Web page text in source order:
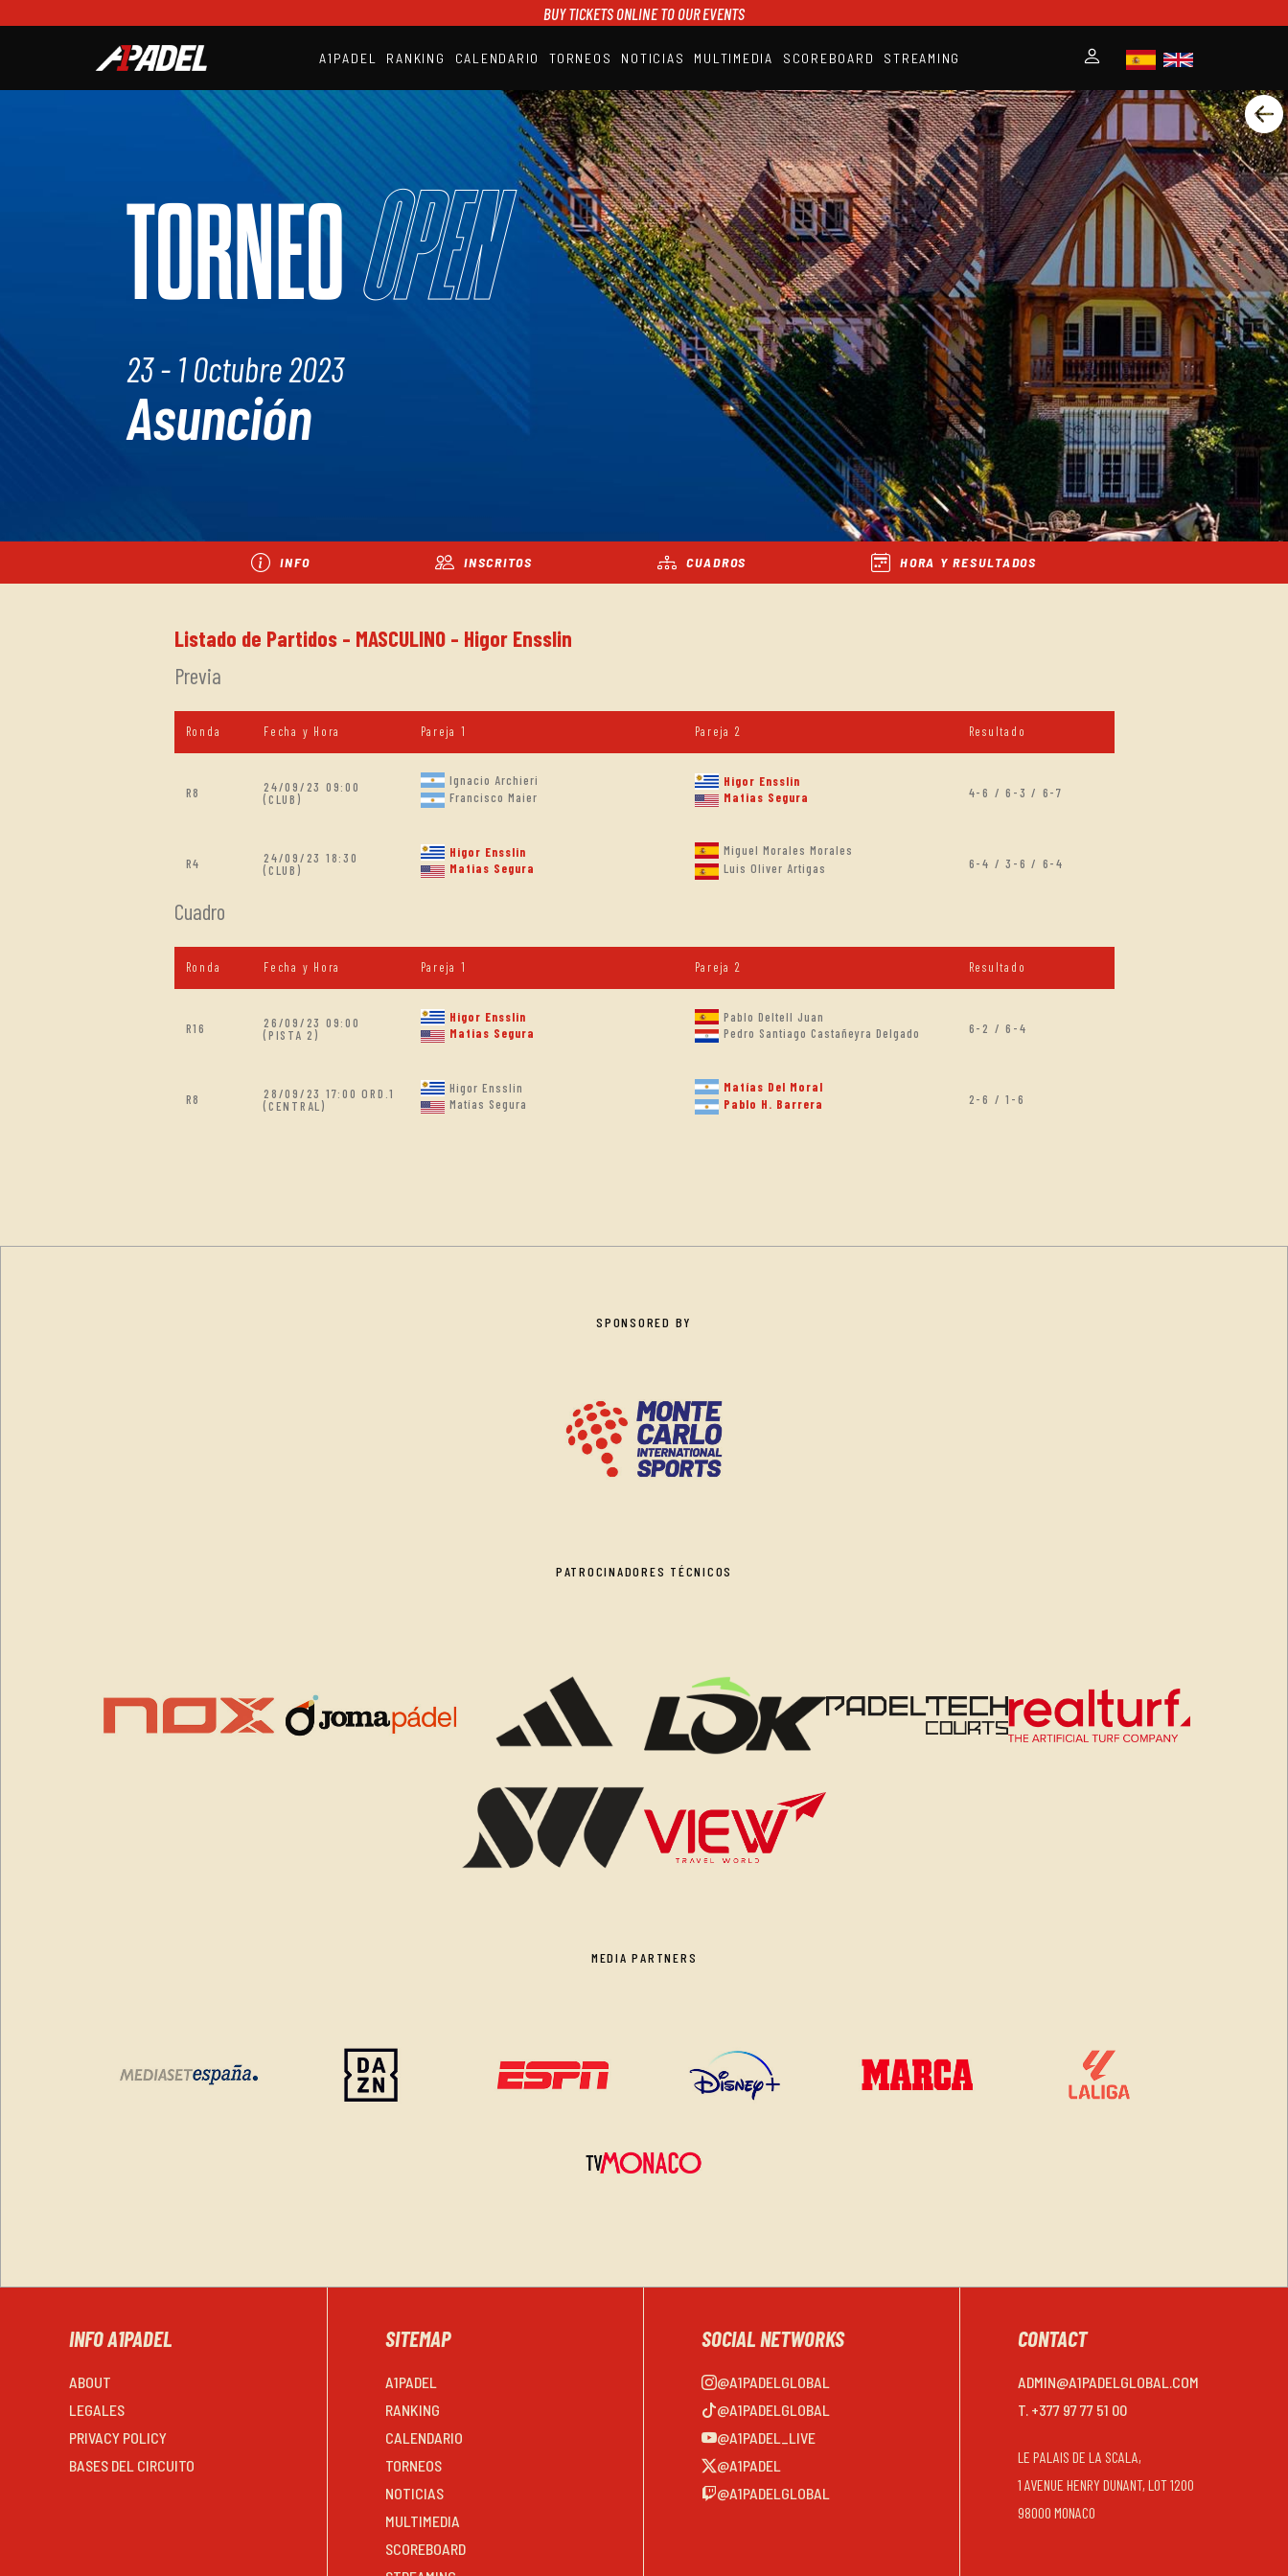
BUY TICKETS ONLINE TO OUR EVENTS
A1PADEL RANKING CALENDARIO TORNEOS NOTICIAS MULTIMEDIA SCOREBOARD STREAMING
A1PADEL
RANKING
CALENDARIO
TORNEOS
NOTICIAS
MULTIMEDIA
SCOREBOARD
STREAMING
TORNEOOpen
23 - 1 Octubre 2023
Asunción
INFO INSCRITOS CUADROS HORA Y RESULTADOS
Listado de Partidos - MASCULINO - Higor Ensslin
Previa
Ronda Fecha y Hora Pareja 1 Pareja 2 Resultado
R8
24/09/23 09:00
(CLUB)
Ignacio Archieri
Francisco Maier
Higor Ensslin
Matias Segura
4-6 / 6-3 / 6-7
R4
24/09/23 18:30
(CLUB)
Higor Ensslin
Matias Segura
Miguel Morales Morales
Luis Oliver Artigas
6-4 / 3-6 / 6-4
Cuadro
Ronda Fecha y Hora Pareja 1 Pareja 2 Resultado
R16
26/09/23 09:00
(PISTA 2)
Higor Ensslin
Matias Segura
Pablo Deltell Juan
Pedro Santiago Castañeyra Delgado
6-2 / 6-4
R8
28/09/23 17:00 ORD.1
(CENTRAL)
Higor Ensslin
Matías Segura
Matías Del Moral
Pablo H. Barrera
2-6 / 1-6
SPONSORED BY
PATROCINADORES TÉCNICOS
MEDIA PARTNERS
INFO A1PADEL
ABOUT
LEGALES
PRIVACY POLICY
BASES DEL CIRCUITO
SITEMAP
A1PADEL
RANKING
CALENDARIO
TORNEOS
NOTICIAS
MULTIMEDIA
SCOREBOARD
SOCIAL NETWORKS
@A1PADELGLOBAL
@A1PADELGLOBAL
@A1PADEL_LIVE
@A1PADEL
@A1PADELGLOBAL
CONTACT
ADMIN@A1PADELGLOBAL.COM
T. +377 97 77 51 00
LE PALAIS DE LA SCALA,
1 AVENUE HENRY DUNANT, LOT 1200
98000 MONACO